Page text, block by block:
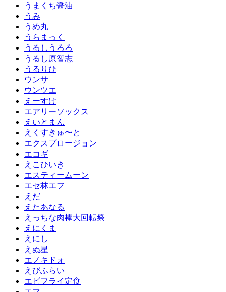
うまくち醤油
うみ
うめ丸
うらまっく
うるしうろろ
うるし原智志
うるりひ
ウンサ
ウンツエ
えーすけ
エアリーソックス
えいとまん
えくすきゅ〜と
エクスプロージョン
エコギ
えこひいき
エスティームーン
エセ林エフ
えだ
えたあなる
えっちな肉棒大回転祭
えにくま
えにし
えぬ星
エノキドォ
えびふらい
エビフライ定食